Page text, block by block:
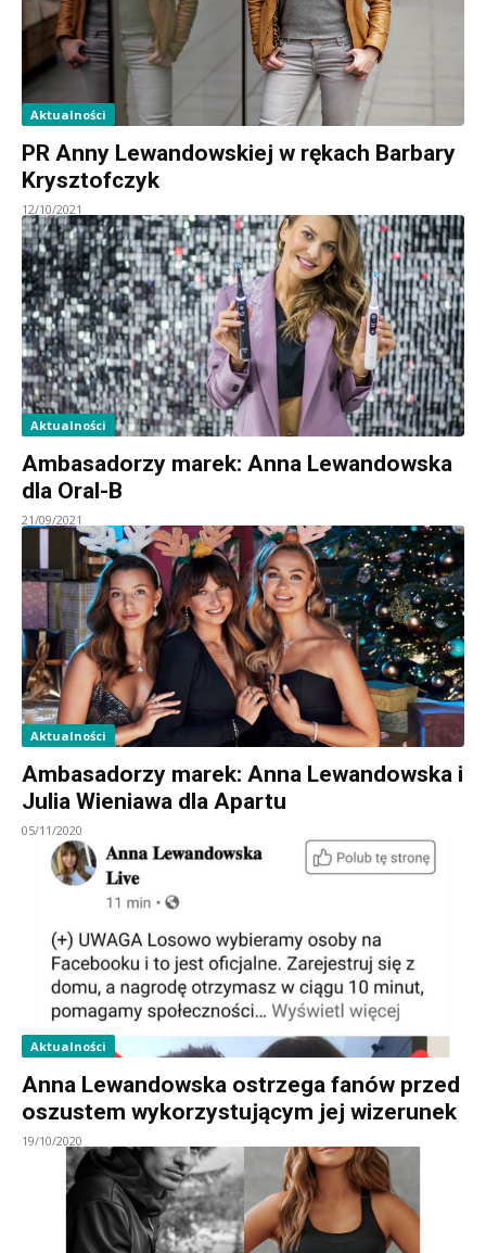
Aktualności
PR Anny Lewandowskiej w rękach Barbary
Krysztofczyk
12/10/2021
Aktualności
Ambasadorzy marek: Anna Lewandowska
dla Oral-B
21/09/2021
Aktualności
Ambasadorzy marek: Anna Lewandowska i
Julia Wieniawa dla Apartu
05/11/2020
Aktualności
Anna Lewandowska ostrzega fanów przed
oszustem wykorzystującym jej wizerunek
19/10/2020